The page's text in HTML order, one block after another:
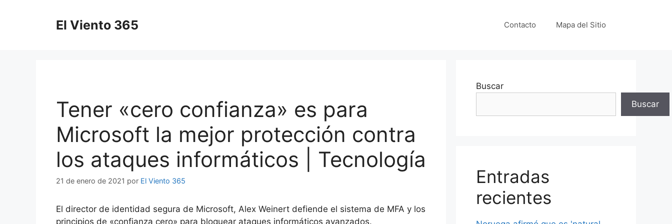
El Viento 365 Contacto Mapa del Sitio
Tener «cero confianza» es para
Microsoft la mejor protección contra
los ataques informáticos | Tecnología
21 de enero de 2021 por El Viento 365
El director de identidad segura de Microsoft, Alex Weinert defiende el sistema de MFA y los
principios de «confianza cero» para bloquear ataques informáticos avanzados.
Buscar
Buscar
Entradas
recientes